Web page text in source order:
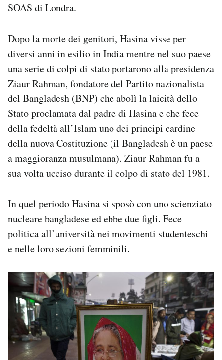
SOAS di Londra.
Dopo la morte dei genitori, Hasina visse per
diversi anni in esilio in India mentre nel suo paese
una serie di colpi di stato portarono alla presidenza
Ziaur Rahman, fondatore del Partito nazionalista
del Bangladesh (BNP) che abolì la laicità dello
Stato proclamata dal padre di Hasina e che fece
della fedeltà all’Islam uno dei principi cardine
della nuova Costituzione (il Bangladesh è un paese
a maggioranza musulmana). Ziaur Rahman fu a
sua volta ucciso durante il colpo di stato del 1981.
In quel periodo Hasina si sposò con uno scienziato
nucleare bangladese ed ebbe due figli. Fece
politica all’università nei movimenti studenteschi
e nelle loro sezioni femminili.